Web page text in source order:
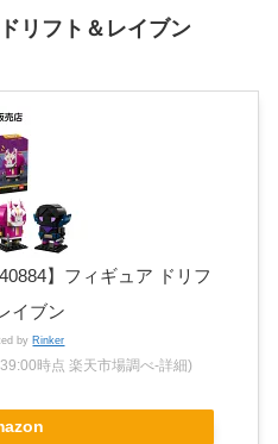
リフト＆レイブン
】フィギュア ドリフ
イブン
by Rinker
時点 楽天市場調べ-詳細)